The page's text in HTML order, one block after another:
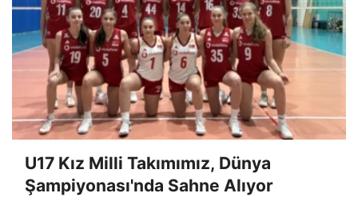
U17 Kız Milli Takımımız, Dünya
Şampiyonası'nda Sahne Alıyor